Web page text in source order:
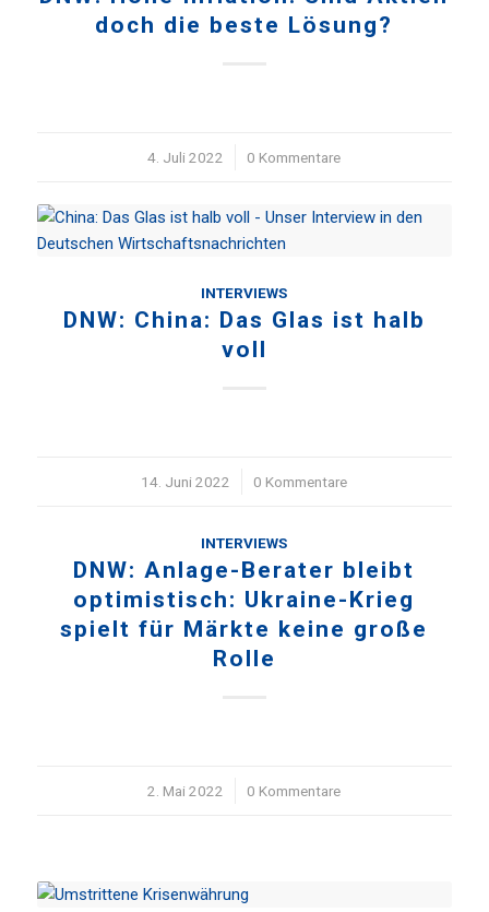
doch die beste Lösung?
4. Juli 2022
/ 0 Kommentare
INTERVIEWS
DNW: China: Das Glas ist halb
voll
14. Juni 2022
/ 0 Kommentare
INTERVIEWS
DNW: Anlage-Berater bleibt
optimistisch: Ukraine-Krieg
spielt für Märkte keine große
Rolle
2. Mai 2022
/ 0 Kommentare